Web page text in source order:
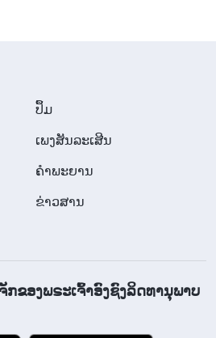
ປຶ້ມ
ເພງສັນລະເສີນ
ຄຳພະຍານ
ຂ່າວສານ
ຂອງພຣະເຈົ້າອົງຊົງລິດທານຸພາບ